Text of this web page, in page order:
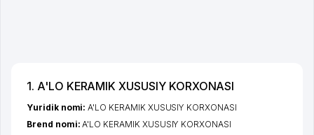
1. A'LO KERAMIK XUSUSIY KORXONASI
Yuridik nomi:A'LO KERAMIK XUSUSIY KORXONASI
Brend nomi:A'LO KERAMIK XUSUSIY KORXONASI